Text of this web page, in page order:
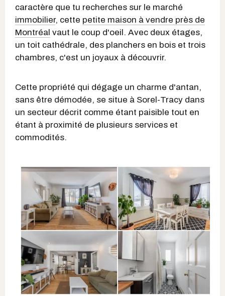
caractère que tu recherches sur le marché
immobilier, cette petite maison à vendre près de
Montréal vaut le coup d'oeil. Avec deux étages,
un toit cathédrale, des planchers en bois et trois
chambres, c'est un joyaux à découvrir.
Cette propriété qui dégage un charme d'antan,
sans être démodée, se situe à Sorel-Tracy dans
un secteur décrit comme étant paisible tout en
étant à proximité de plusieurs services et
commodités.